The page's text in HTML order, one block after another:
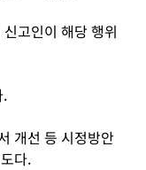
고인이 해당 행위
.
개선 등 시정방안
다.